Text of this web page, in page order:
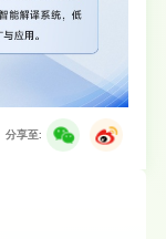
分享至: